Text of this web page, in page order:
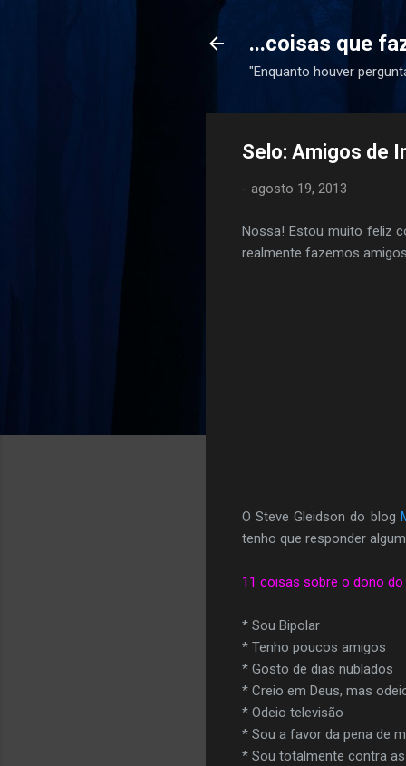
...coisas que
"Enquanto houver
Selo: Amigos de
- agosto 19, 2013
Nossa! Estou muito feliz
realmente fazemos
O Steve Gleidson do blog
tenho que responder
11 coisas sobre o dono do
* Sou Bipolar
* Tenho poucos amigos
* Gosto de dias nublados
* Creio em Deus, mas
* Odeio televisão
* Sou a favor da pena de
* Sou totalmente contra